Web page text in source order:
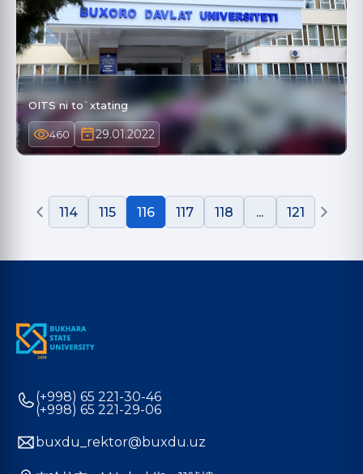
OITS ni to`xtating
460 29.01.2022
114 115 116 117 118 ... 121
(+998) 65 221-30-46
(+998) 65 221-29-06
buxdu_rektor@buxdu.uz